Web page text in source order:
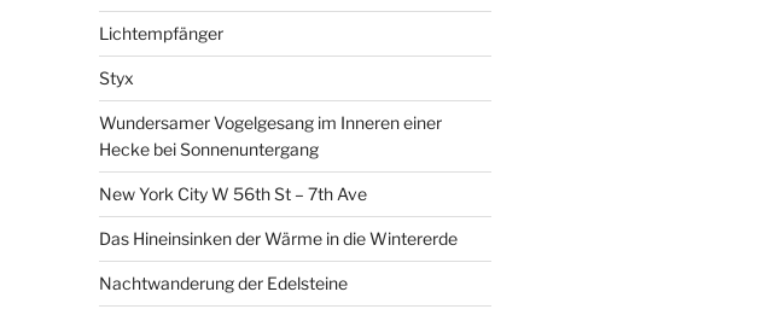
Lichtempfänger
Styx
Wundersamer Vogelgesang im Inneren einer
Hecke bei Sonnenuntergang
New York City W 56th St – 7th Ave
Das Hineinsinken der Wärme in die Wintererde
Nachtwanderung der Edelsteine